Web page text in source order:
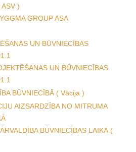
)
GROUP ASA
UN BŪVNIECĪBAS
UN BŪVNIECĪBAS
BŪVNIECĪBĀ ( Vācija )
AIZSARDZĪBA NO MITRUMA
BŪVNIECĪBAS LAIKĀ (